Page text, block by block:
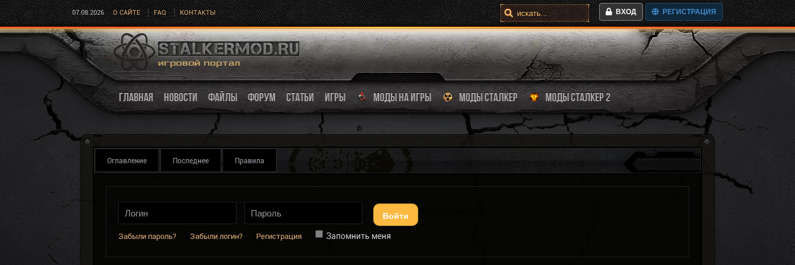
07.08.2026 О САЙТЕ FAQ КОНТАКТЫ ВХОД РЕГИСТРАЦИЯ
ГЛАВНАЯ НОВОСТИ ФАЙЛЫ ФОРУМ СТАТЬИ ИГРЫ МОДЫ НА ИГРЫ МОДЫ СТАЛКЕР МОДЫ СТАЛКЕР 2
Оглавление Последнее Правила
Войти
Забыли пароль? Забыли логин? Регистрация Запомнить меня